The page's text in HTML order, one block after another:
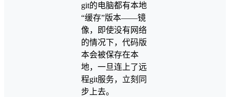
git的电脑都有本地
“缓存”版本——镜
像，即使没有网络
的情况下，代码版
本会被保存在本
地，一旦连上了远
程git服务，立刻同
步上去。